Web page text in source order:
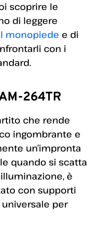
scoprire le
di leggere
monopiede e di
con i
264TR
che rende
ingombrante e
un’impronta
quando si scatta
è
con supporti
per